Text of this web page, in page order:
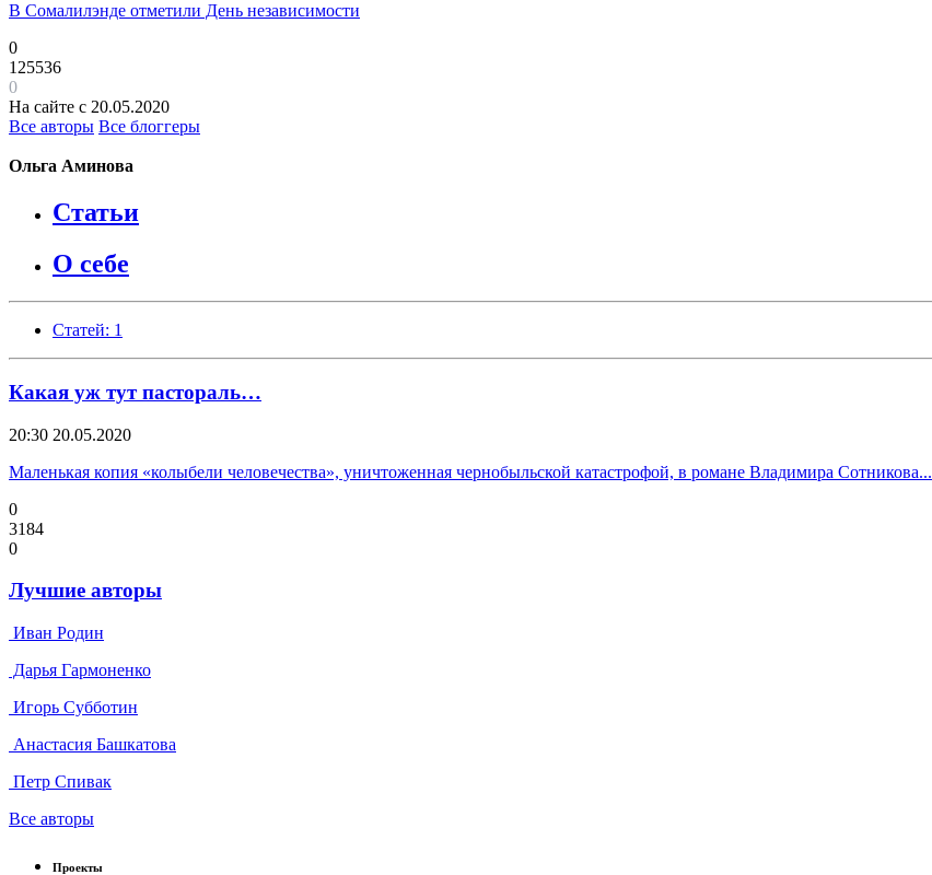
В Сомалилэнде отметили День независимости
0
125536
0
На сайте с 20.05.2020
Все авторы Все блоггеры
Ольга Аминова
Статьи
О себе
Статей: 1
Какая уж тут пастораль…
20:30 20.05.2020
Маленькая копия «колыбели человечества», уничтоженная чернобыльской катастрофой, в романе Владимира Сотникова...
0
3184
0
Лучшие авторы
Иван Родин
Дарья Гармоненко
Игорь Субботин
Анастасия Башкатова
Петр Спивак
Все авторы
Проекты